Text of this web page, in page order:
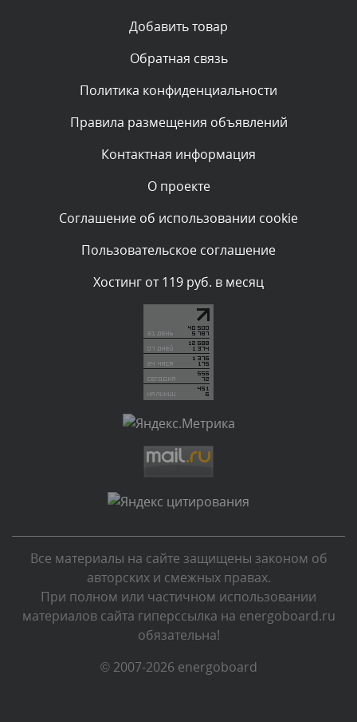
администратором.
Комментарий проверяется
администратором.
Комментарий проверяется
администратором.
Комментарий проверяется
Текст комментария будет виден после проверки
Комментарий проверяется
Текст комментария будет виден после проверки
администратором.
Текст комментария будет виден после проверки
администратором.
Комментарий проверяется
Текст комментария будет виден после проверки
администратором.
Вчера, в 23:48
Комментарий проверяется
Добавить товар
Обратная связь
Политика конфиденциальности
Правила размещения объявлений
Контактная информация
О проекте
Соглашение об использовании cookie
Пользовательское соглашение
Хостинг от 119 руб. в месяц
Все материалы на сайте защищены законом об
авторских и смежных правах.
При полном или частичном использовании
материалов сайта гиперссылка на energoboard.ru
обязательна!
© 2007-2026 energoboard